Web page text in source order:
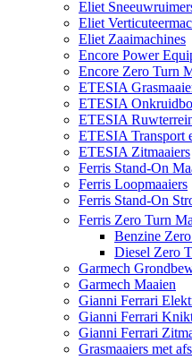
Eliet
Eliet
Eliet Zaaimachines
Encore Power
Encore Zero Turn
ETESIA
ETESIA
ETESIA
ETESIA Transport
ETESIA Zitmaaiers
Ferris Stand-On
Ferris Loopmaaiers
Ferris Stand-On
Ferris Zero Turn
Benzine
Diesel Zero
Garmech
Garmech Maaien
Gianni Ferrari
Gianni Ferrari
Gianni Ferrari
Grasmaaiers met